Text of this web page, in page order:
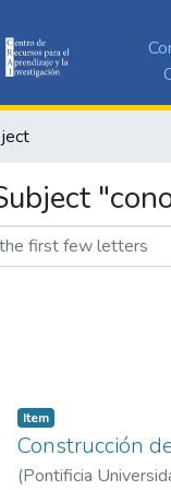
Item
Construcción
(Pontificia